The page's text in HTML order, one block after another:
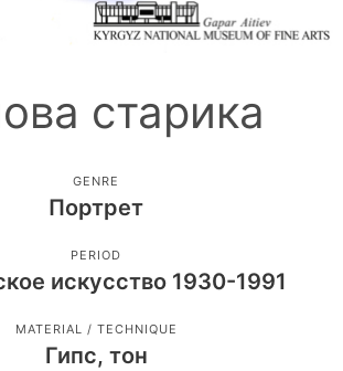
старика
GENRE
Портрет
PERIOD
искусство 1930-1991
MATERIAL / TECHNIQUE
Гипс, тон